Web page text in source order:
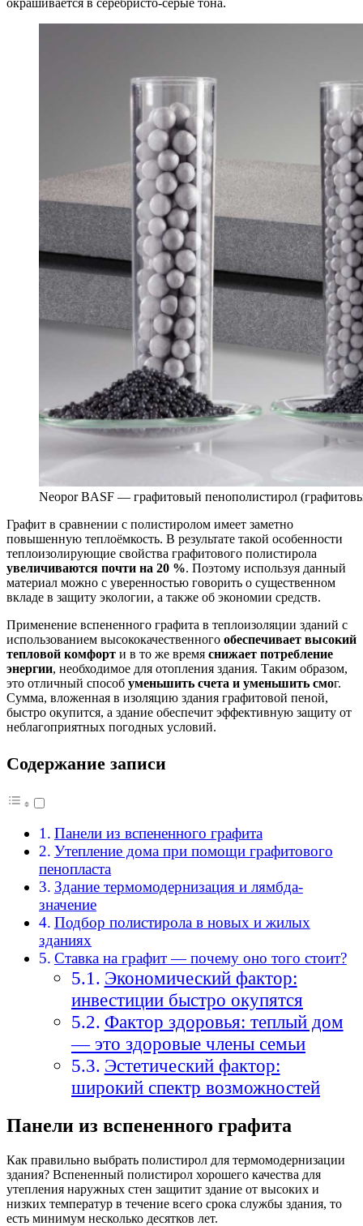
окрашивается в серебристо-серые тона.
Neopor BASF — графитовый пенополистирол
Графит в сравнении с полистиролом имеет заметно
повышенную теплоёмкость. В результате такой особенности
теплоизолирующие свойства графитового полистирола
увеличиваются почти на 20 %. Поэтому используя данный
материал можно с уверенностью говорить о существенном
вкладе в защиту экологии, а также об экономии средств.
Применение вспененного графита в теплоизоляции зданий с
использованием высококачественного обеспечивает высокий
тепловой комфорт и в то же время снижает потребление
энергии, необходимое для отопления здания. Таким образом,
это отличный способ уменьшить счета и уменьшить смог.
Сумма, вложенная в изоляцию здания графитовой пеной,
быстро окупится, а здание обеспечит эффективную защиту от
неблагоприятных погодных условий.
Содержание записи
Панели из вспененного графита
Утепление дома при помощи графитового
пенопласта
Здание термомодернизация и лямбда-
значение
Подбор полистирола в новых и жилых
зданиях
Ставка на графит — почему оно того стоит?
Экономический фактор:
инвестиции быстро окупятся
Фактор здоровья: теплый дом
— это здоровые члены семьи
Эстетический фактор:
широкий спектр возможностей
Панели из вспененного графита
Как правильно выбрать полистирол для термомодернизации
здания? Вспененный полистирол хорошего качества для
утепления наружных стен защитит здание от высоких и
низких температур в течение всего срока службы здания, то
есть минимум несколько десятков лет.